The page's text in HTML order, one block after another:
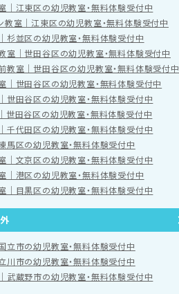
｜江東区の幼児教室・無料体験受付中
教室｜江東区の幼児教室・無料体験受付中
杉並区の幼児教室・無料体験受付中
室｜世田谷区の幼児教室・無料体験受付中
教室｜世田谷区の幼児教室・無料体験受付中
｜世田谷区の幼児教室・無料体験受付中
世田谷区の幼児教室・無料体験受付中
世田谷区の幼児教室・無料体験受付中
千代田区の幼児教室・無料体験受付中
馬区の幼児教室・無料体験受付中
｜文京区の幼児教室・無料体験受付中
｜港区の幼児教室・無料体験受付中
｜目黒区の幼児教室・無料体験受付中
立市の幼児教室・無料体験受付中
川市の幼児教室・無料体験受付中
武蔵野市の幼児教室・無料体験受付中